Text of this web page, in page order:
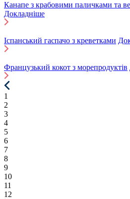
Канапе з крабовими паличками та
Докладніше
Іспанський гаспачо з креветками
Французький кокот з морепродуктів
1
2
3
4
5
6
7
8
9
10
11
12